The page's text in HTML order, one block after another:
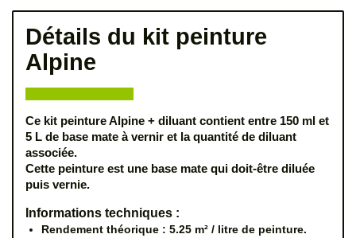
Détails du kit peinture
Alpine
Ce kit peinture Alpine + diluant contient entre 150 ml et
5 L de base mate à vernir et la quantité de diluant
associée.
Cette peinture est une base mate qui doit-être diluée
puis vernie.
Informations techniques :
Rendement théorique : 5.25 m² / litre de peinture.